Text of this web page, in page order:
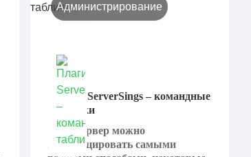
Администрирование
Плагин ServerSings – командные
таблички
Свой сервер можно
модифицировать самыми